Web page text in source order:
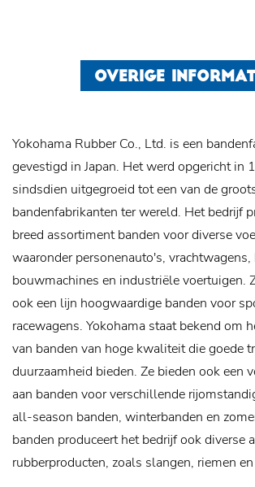
OVERIGE
Yokohama Rubber Co., Ltd. is een
gevestigd in Japan. Het werd opgericht in
sindsdien uitgegroeid tot een van de
bandenfabrikanten ter wereld. Het bedrijf
breed assortiment banden voor diverse
waaronder personenauto's, vrachtwagens,
bouwmachines en industriële voertuigen.
ook een lijn hoogwaardige banden voor
racewagens. Yokohama staat bekend om
van banden van hoge kwaliteit die goede
duurzaamheid bieden. Ze bieden ook een
aan banden voor verschillende
all-season banden, winterbanden en
banden produceert het bedrijf ook diverse
rubberproducten, zoals slangen, riemen